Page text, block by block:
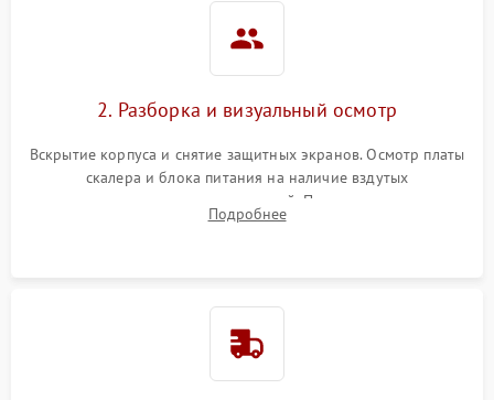
защиты от замыкания
1000 ₽ Подробнее →
1000 ₽
2. Разборка и визуальный осмотр
Вскрытие корпуса и снятие защитных экранов. Осмотр платы
скалера и блока питания на наличие вздутых
конденсаторов, прогаров, окислений. Проверка надежности
контактов и целостности шлейфов матрицы.
Подробнее